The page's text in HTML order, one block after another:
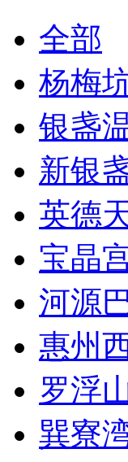
全部
杨梅
银盏
新银
英德
宝晶
河源
惠州
罗浮
巽寮